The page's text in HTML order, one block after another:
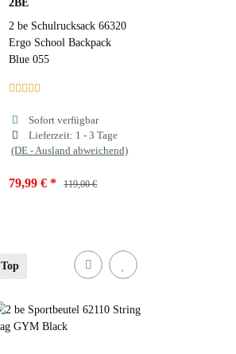
Navy
2BE
2 be Schulrucksack 66320
Ergo School Backpack
Blue 055
Sofort verfügbar
Lieferzeit: 1 - 3 Tage
(DE - Ausland abweichend)
79,99 €* 119,00 €
Fuchsia Blue 055
Top